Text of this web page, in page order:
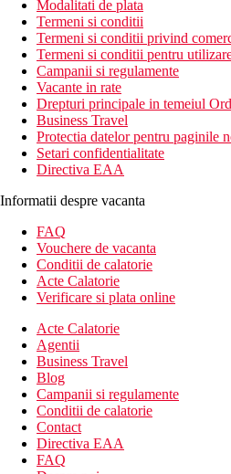
Modalitati de plata
Termeni si conditii
Termeni si conditii privind
Termeni si conditii pentru
Campanii si regulamente
Vacante in rate
Drepturi principale in temeiul
Business Travel
Protectia datelor pentru paginile
Setari confidentialitate
Directiva EAA
Informatii despre vacanta
FAQ
Vouchere de vacanta
Conditii de calatorie
Acte Calatorie
Verificare si plata online
Acte Calatorie
Agentii
Business Travel
Blog
Campanii si regulamente
Conditii de calatorie
Contact
Directiva EAA
FAQ